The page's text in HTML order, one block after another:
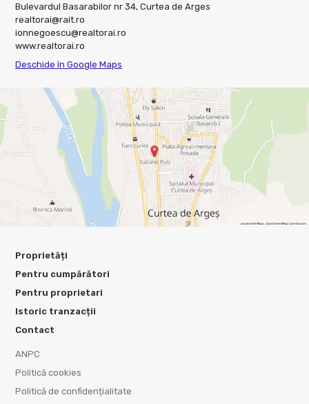
Bulevardul Basarabilor nr 34, Curtea de Arges
realtorai@rait.ro
ionnegoescu@realtorai.ro
www.realtorai.ro
Deschide în Google Maps
Proprietăți
Pentru cumpărători
Pentru proprietari
Istoric tranzacții
Contact
ANPC
Politică cookies
Politică de confidențialitate